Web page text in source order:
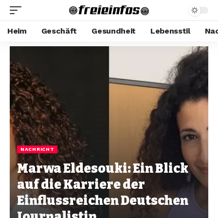
Heim Geschäft Gesundheit Lebensstil
NACHRICHT
Marwa Eldesouki: Ein Blick
auf die Karriere der
Einflussreichen Deutschen